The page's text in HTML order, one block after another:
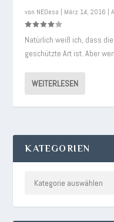
von NEOeso | März 14, 2016 |
Natürlich weiß ich, dass
geschützte Art ist. Aber
WEITERLESEN
KATEGORIEN